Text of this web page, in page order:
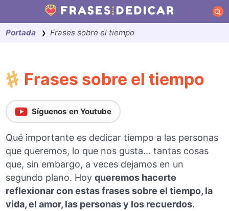
contenido
Portada ❯ Frases sobre el tiempo
Frases sobre el tiempo
Síguenos en Youtube
Qué importante es dedicar tiempo a las personas
que queremos, lo que nos gusta… tantas cosas
que, sin embargo, a veces dejamos en un
segundo plano. Hoyqueremos hacerte
reflexionar con estas frases sobre el tiempo, la
vida, el amor, las personas y los recuerdos.